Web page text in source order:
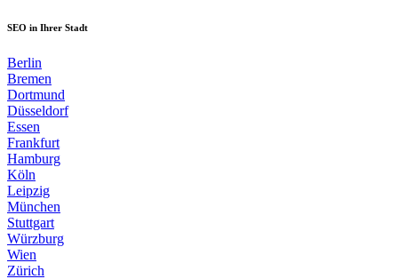
SEO in Ihrer Stadt
Berlin
Bremen
Dortmund
Düsseldorf
Essen
Frankfurt
Hamburg
Köln
Leipzig
München
Stuttgart
Würzburg
Wien
Zürich